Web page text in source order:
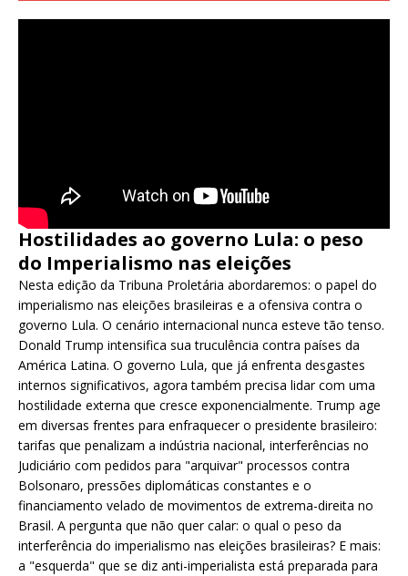
Hostilidades ao governo Lula: o peso
do Imperialismo nas eleições
Nesta edição da Tribuna Proletária abordaremos: o papel do
imperialismo nas eleições brasileiras e a ofensiva contra o
governo Lula. O cenário internacional nunca esteve tão tenso.
Donald Trump intensifica sua truculência contra países da
América Latina. O governo Lula, que já enfrenta desgastes
internos significativos, agora também precisa lidar com uma
hostilidade externa que cresce exponencialmente. Trump age
em diversas frentes para enfraquecer o presidente brasileiro:
tarifas que penalizam a indústria nacional, interferências no
Judiciário com pedidos para "arquivar" processos contra
Bolsonaro, pressões diplomáticas constantes e o
financiamento velado de movimentos de extrema-direita no
Brasil. A pergunta que não quer calar: o qual o peso da
interferência do imperialismo nas eleições brasileiras? E mais:
a "esquerda" que se diz anti-imperialista está preparada para